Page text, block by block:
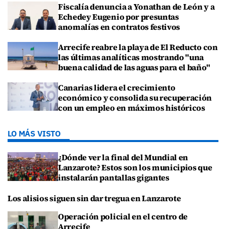
Fiscalía denuncia a Yonathan de León y a
Echedey Eugenio por presuntas
anomalías en contratos festivos
Arrecife reabre la playa de El Reducto con
las últimas analíticas mostrando "una
buena calidad de las aguas para el baño"
Canarias lidera el crecimiento
económico y consolida su recuperación
con un empleo en máximos históricos
LO MÁS VISTO
¿Dónde ver la final del Mundial en
Lanzarote? Estos son los municipios que
instalarán pantallas gigantes
Los alisios siguen sin dar tregua en Lanzarote
Operación policial en el centro de
Arrecife